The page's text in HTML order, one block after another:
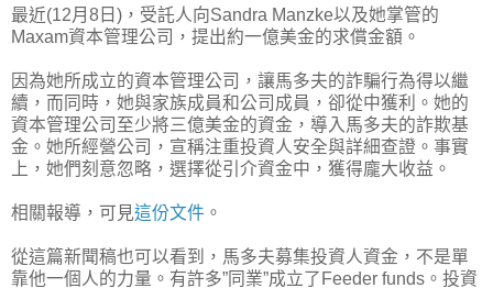
最近(12月8日)，受託人向Sandra Manzke以及她掌管的
Maxam資本管理公司，提出約一億美金的求償金額。
因為她所成立的資本管理公司，讓馬多夫的詐騙行為得以繼
續，而同時，她與家族成員和公司成員，卻從中獲利。她的
資本管理公司至少將三億美金的資金，導入馬多夫的詐欺基
金。她所經營公司，宣稱注重投資人安全與詳細查證。事實
上，她們刻意忽略，選擇從引介資金中，獲得龐大收益。
相關報導，可見這份文件 。
從這篇新聞稿也可以看到，馬多夫募集投資人資金，不是單
靠他一個人的力量。有許多”同業”成立了Feeder funds。投資